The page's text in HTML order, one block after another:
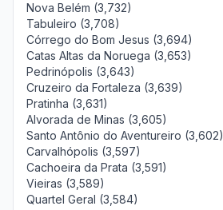
Nova Belém (3,732)
Tabuleiro (3,708)
Córrego do Bom Jesus (3,694)
Catas Altas da Noruega (3,653)
Pedrinópolis (3,643)
Cruzeiro da Fortaleza (3,639)
Pratinha (3,631)
Alvorada de Minas (3,605)
Santo Antônio do Aventureiro (3,602)
Carvalhópolis (3,597)
Cachoeira da Prata (3,591)
Vieiras (3,589)
Quartel Geral (3,584)